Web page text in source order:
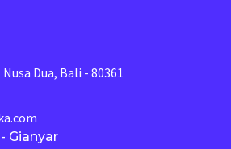
Dua, Bali - 80361
Gianyar